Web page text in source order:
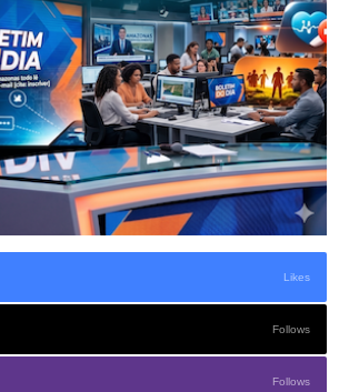
Likes
Follows
Follows